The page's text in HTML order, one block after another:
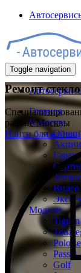
Toggle navigation
Главная
Клиенту
О нас
Акции
Видео
Модели
Tiguan
Touareg
Polo
Passat
Golf
Ремонт
районе Москвы
Найти